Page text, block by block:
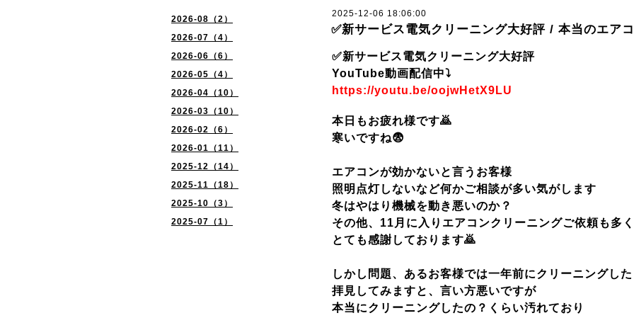
2026-08（2）
2026-07（4）
2026-06（6）
2026-05（4）
2026-04（10）
2026-03（10）
2026-02（6）
2026-01（11）
2025-12（14）
2025-11（18）
2025-10（3）
2025-07（1）
2025-12-06 18:06:00
✅新サービス電気クリーニング大好評 / 本当のエア
✅新サービス電気クリーニング大好評
YouTube動画配信中⤵️
https://youtu.be/oojwHetX9LU
本日もお疲れ様です🙇
寒いですね😨
エアコンが効かないと言うお客様
照明点灯しないなど何かご相談が多い気がします
冬はやはり機械を動き悪いのか？
その他、 11 月に入りエアコンクリーニングご依頼も多
とても感謝しております🙇
しかし問題、あるお客様では一年前にクリーニングし
拝見してみますと、言い方悪いですが
本当にクリーニングしたの？くらい汚れており